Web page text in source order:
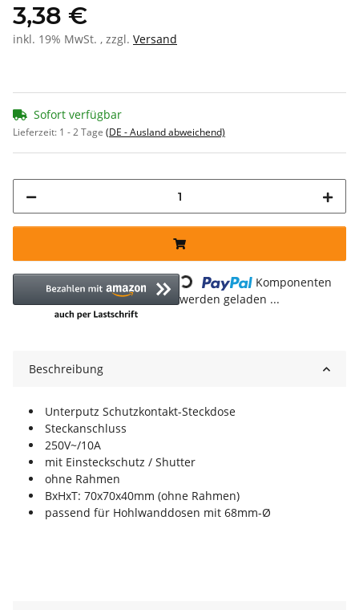
3,38 €
inkl. 19% MwSt. , zzgl. Versand
Sofort verfügbar
Lieferzeit: 1 - 2 Tage (DE - Ausland abweichend)
Loading...
Komponenten
werden geladen ...
Beschreibung
Unterputz Schutzkontakt-Steckdose
Steckanschluss
250V~/10A
mit Einsteckschutz / Shutter
ohne Rahmen
BxHxT: 70x70x40mm (ohne Rahmen)
passend für Hohlwanddosen mit 68mm-Ø